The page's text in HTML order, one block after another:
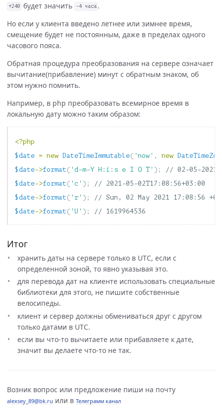
+240 будет значить -4 часа .
Но если у клиента введено летнее или зимнее время,
смещение будет не постоянным, даже в пределах одного
часового пояса.
Обратная процедура преобразования на сервере означает
вычитание(прибавление) минут с обратным знаком, об
этом нужно помнить.
Например, в php преобразовать всемирное время в
локальную дату можно таким образом:
<?php
$date = new DateTimeImmutable( 'now' , new
$date->format ( 'd-m-Y H:i:s e I O T' );
// 02-05-2021
$date->format ( 'c' );
// 2021-05-02T17:08:56+03:00
$date->format ( 'r' );
// Sun, 02 May 2021 17:08:56
$date->format ( 'U' ); // 1619964536
Итог
хранить даты на сервере только в UTC, если с
определенной зоной, то явно указывая это.
для перевода дат на клиенте использовать специальные
библиотеки для этого, не пишите собственные
велосипеды.
клиент и сервер должны обмениваться друг с другом
только датами в UTC.
если вы что-то вычитаете или прибавляете к дате,
значит вы делаете что-то не так.
Возник вопрос или предложение пиши на почту
alexsey_89@bk.ru или в Телеграмм канал